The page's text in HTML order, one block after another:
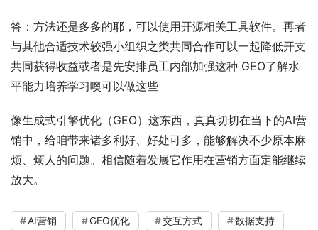
答：方法还是多多的耶，可以使用开源相关工具软件。再者
与其他合适技术较强小组织之类共同合作可以一起降低开支
共同获得收益或者是先安排员工内部加强这种 GEO了解水
平能力培养学习噢可以做这些
像生成式引擎优化（GEO）这东西，真真切切在当下的AI营
销中，给咱带来诸多利好、好处可多，能够解决不少原本麻
烦、烦人的问题。相信随着发展它作用在营销方面定能继续
放大。
AI营销 GEO优化 交互方式
数据支持